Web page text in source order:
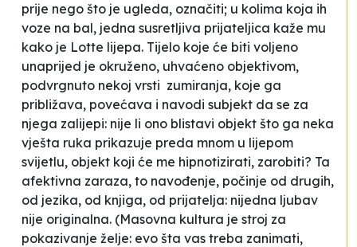
prije nego što je ugleda, označiti; u kolima koja ih
voze na bal, jedna susretljiva prijateljica kaže mu
kako je Lotte lijepa. Tijelo koje će biti voljeno
unaprijed je okruženo, uhvaćeno objektivom,
podvrgnuto nekoj vrsti zumiranja, koje ga
približava, povećava i navodi subjekt da se za
njega zalijepi: nije li ono blistavi objekt što ga neka
vješta ruka prikazuje preda mnom u lijepom
svijetlu, objekt koji će me hipnotizirati, zarobiti? Ta
afektivna zaraza, to navođenje, počinje od drugih,
od jezika, od knjiga, od prijatelja: nijedna ljubav
nije originalna. (Masovna kultura je stroj za
pokazivanje želje: evo šta vas treba zanimati,